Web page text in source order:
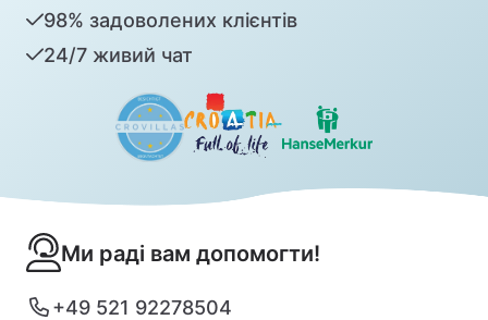
98% задоволених клієнтів
24/7 живий чат
Ми раді вам допомогти!
+49 521 92278504